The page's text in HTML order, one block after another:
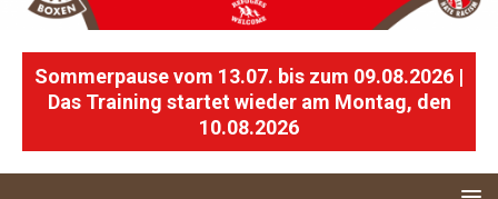
Sommerpause vom 13.07. bis zum 09.08.2026 |
Das Training startet wieder am Montag, den
10.08.2026